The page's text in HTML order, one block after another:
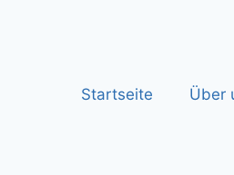
Startseite Über